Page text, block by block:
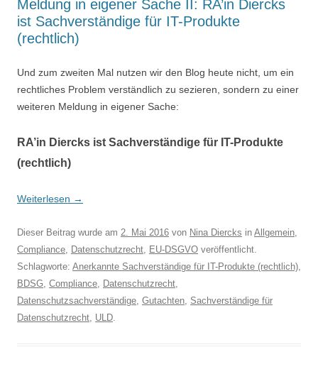
Meldung in eigener Sache II: RA’in Diercks
ist Sachverständige für IT-Produkte
(rechtlich)
Und zum zweiten Mal nutzen wir den Blog heute nicht, um ein
rechtliches Problem verständlich zu sezieren, sondern zu einer
weiteren Meldung in eigener Sache:
RA’in Diercks ist Sachverständige für IT-Produkte
(rechtlich)
Weiterlesen →
Dieser Beitrag wurde am 2. Mai 2016 von Nina Diercks in Allgemein,
Compliance, Datenschutzrecht, EU-DSGVO veröffentlicht.
Schlagworte: Anerkannte Sachverständige für IT-Produkte (rechtlich),
BDSG, Compliance, Datenschutzrecht,
Datenschutzsachverständige, Gutachten, Sachverständige für
Datenschutzrecht, ULD.